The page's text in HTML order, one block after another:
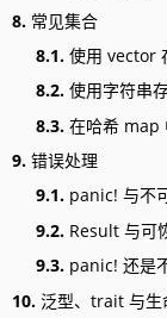
8. 常见集合
8.1. 使用 vector
8.2. 使用字符串
8.3. 在哈希 map
9. 错误处理
9.1. panic! 与不
9.2. Result 与可
9.3. panic! 还是
10. 泛型、trait 与生